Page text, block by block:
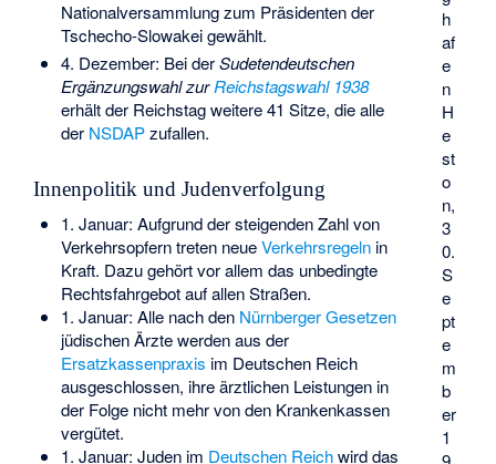
h
af
e
n
H
e
st
o
n,
3
0.
S
e
pt
e
m
b
er
1
Nationalversammlung zum Präsidenten der
Tschecho-Slowakei gewählt.
4. Dezember: Bei derSudetendeutschen
Ergänzungswahl zurReichstagswahl 1938
erhält der Reichstag weitere 41 Sitze, die alle
der NSDAPzufallen.
Innenpolitik und Judenverfolgung
1. Januar: Aufgrund der steigenden Zahl von
Verkehrsopfern treten neueVerkehrsregelnin
Kraft. Dazu gehört vor allem das unbedingte
Rechtsfahrgebot auf allen Straßen.
1. Januar: Alle nach den Nürnberger Gesetzen
jüdischen Ärzte werden aus der
Ersatzkassenpraxis im Deutschen Reich
ausgeschlossen, ihre ärztlichen Leistungen in
der Folge nicht mehr von den Krankenkassen
vergütet.
1. Januar: Juden im Deutschen Reichwird das